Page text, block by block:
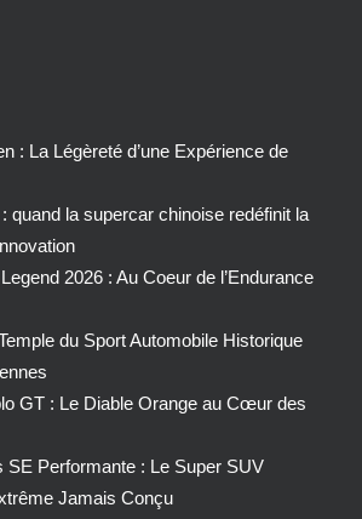
: La Légèreté d’une Expérience de
quand la supercar chinoise redéfinit la
2026 : Au Coeur de l’Endurance
du Sport Automobile Historique
GT : Le Diable Orange au Cœur des
SE Performante : Le Super SUV
Jamais Conçu